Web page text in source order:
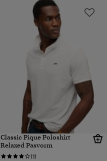
Classic Pique Poloshirt
Relaxed Pasvorm
(1)